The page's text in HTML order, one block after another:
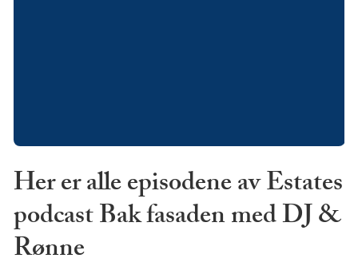
Her er alle episodene av Estates
podcast Bak fasaden med DJ &
Rønne